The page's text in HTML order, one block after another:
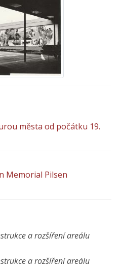
města od počátku 19.
Memorial Pilsen
a rozšíření areálu
a rozšíření areálu